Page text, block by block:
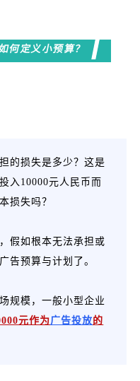
何定义小预算？
的损失是多少？这是
入10000元人民币而
损失吗？
假如根本无法承担或
告预算与计划了。
规模，一般小型企业
元作为广告投放的